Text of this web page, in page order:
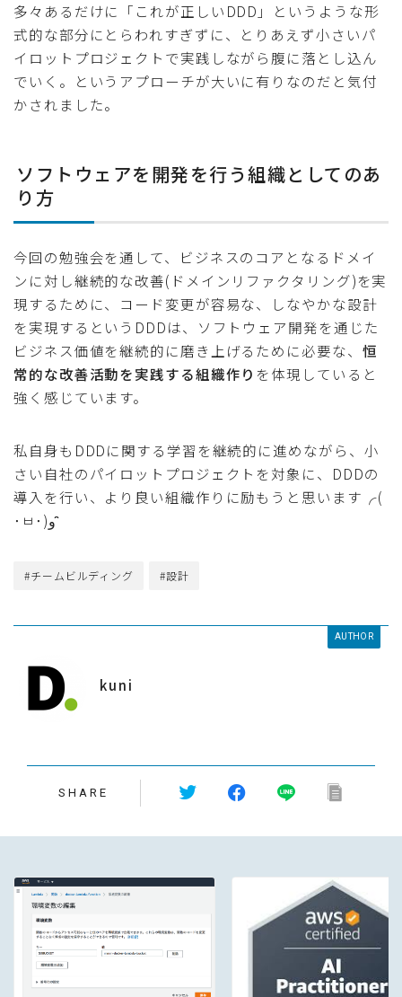
多々あるだけに「これが正しいDDD」というような形
式的な部分にとらわれすぎずに、とりあえず小さいパ
イロットプロジェクトで実践しながら腹に落とし込ん
でいく。というアプローチが大いに有りなのだと気付
かされました。
ソフトウェアを開発を行う組織としてのあ
り方
今回の勉強会を通して、ビジネスのコアとなるドメイ
ンに対し継続的な改善(ドメインリファクタリング)を実
現するために、コード変更が容易な、しなやかな設計
を実現するというDDDは、ソフトウェア開発を通じた
ビジネス価値を継続的に磨き上げるために必要な、 恒
常的な改善活動を実践する組織作り を体現していると
強く感じています。
私自身もDDDに関する学習を継続的に進めながら、小
さい自社のパイロットプロジェクトを対象に、DDDの
導入を行い、より良い組織作りに励もうと思います╭(
･ㅂ･)و ̑̑
#チームビルディング #設計
AUTHOR
kuni
SHARE